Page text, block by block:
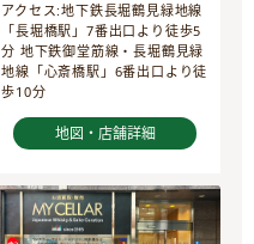
アクセス:地下鉄長堀鶴見緑地線
「長堀橋駅」7番出口より徒歩5
分 地下鉄御堂筋線・長堀鶴見緑
地線「心斎橋駅」6番出口より徒
歩10分
地図・店舗詳細